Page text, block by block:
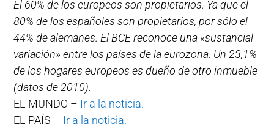
El 60% de los europeos son propietarios. Ya que el
80% de los españoles son propietarios, por sólo el
44% de alemanes. El BCE reconoce una «sustancial
variación» entre los países de la eurozona. Un 23,1%
de los hogares europeos es dueño de otro inmueble
(datos de 2010).
EL MUNDO – Ir a la noticia.
EL PAÍS – Ir a la noticia.